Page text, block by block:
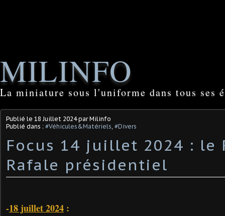
MILINFO
La miniature sous l'uniforme dans tous ses
Publié le 18 Juillet 2024par Milinfo
Publié dans : #Véhicules&Matériels, #Divers
Focus 14 juillet 2024 : le
Rafale présidentiel
-18 juillet 2024 :